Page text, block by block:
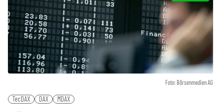
Foto: Börsenmedien AG
TecDAX DAX MDAX